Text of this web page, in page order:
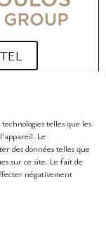
telles que les
Le
des données telles que
sur ce site. Le fait de
négativement